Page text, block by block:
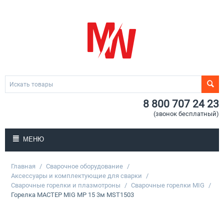
8 800 707 24 23
(звонок бесплатный)
МЕНЮ
Главная / Сварочное оборудование /
Аксессуары и комплектующие для сварки /
Сварочные горелки и плазмотроны / Сварочные горелки MIG /
Горелка МАСТЕР MIG MP 15 3м MST1503